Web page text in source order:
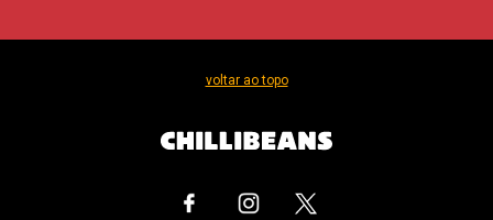
voltar ao topo